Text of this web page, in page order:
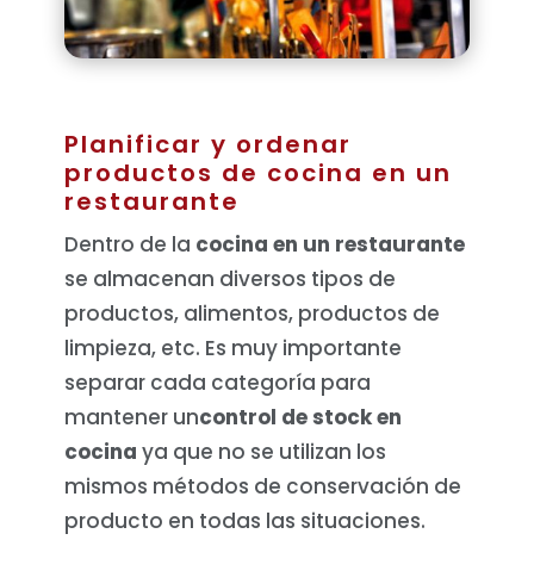
Planificar y ordenar
productos de cocina en un
restaurante
Dentro de la cocina en un restaurante
se almacenan diversos tipos de
productos, alimentos, productos de
limpieza, etc. Es muy importante
separar cada categoría para
mantener uncontrol de stock en
cocina ya que no se utilizan los
mismos métodos de conservación de
producto en todas las situaciones.